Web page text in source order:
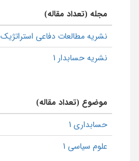
مجله (تعداد مقاله)
نشریه مطالعات دفاعی استراتژیک 1
نشریه حسابدار 1
موضوع (تعداد مقاله)
حسابداری 1
علوم سیاسی 1